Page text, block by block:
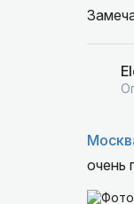
очень